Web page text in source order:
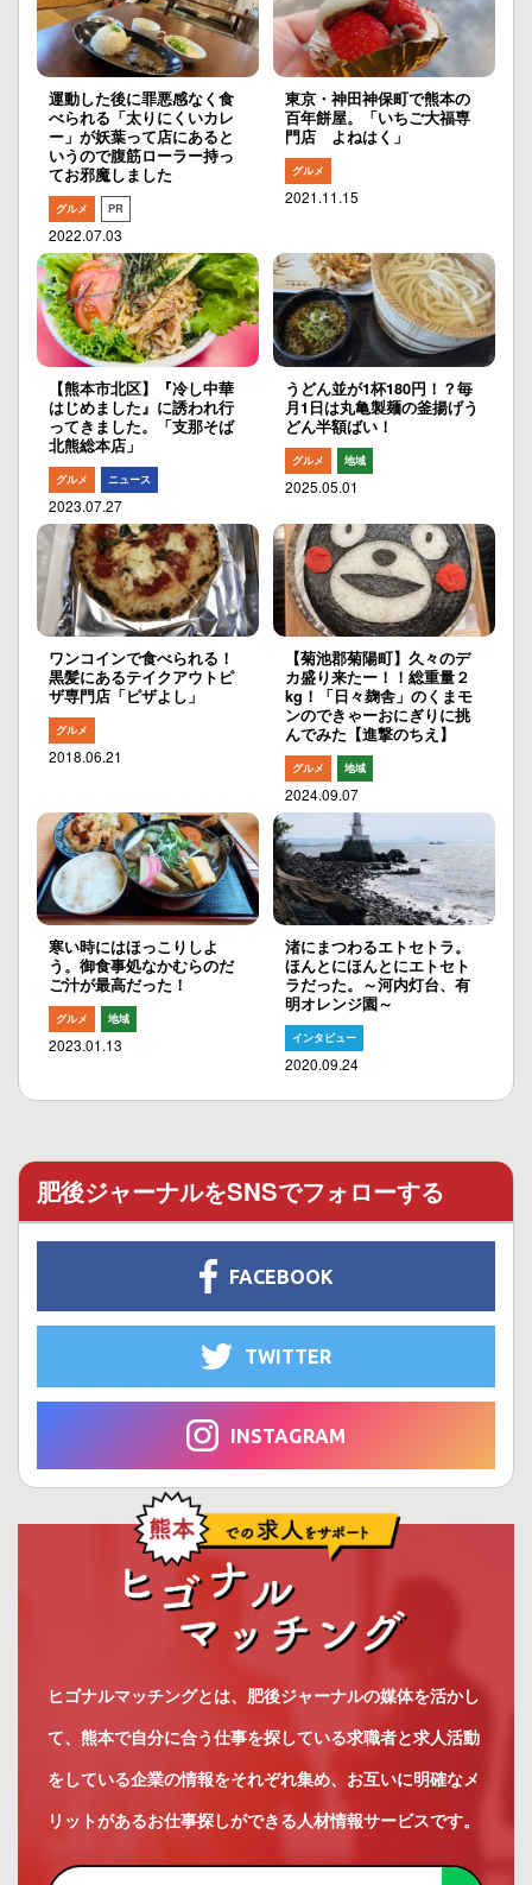
運動した後に罪悪感なく食
べられる「太りにくいカレ
ー」が妖葉って店にあると
いうので腹筋ローラー持っ
てお邪魔しました
グルメ PR
2022.07.03
東京・神田神保町で熊本の
百年餅屋。「いちご大福専
門店 よねはく」
グルメ
2021.11.15
【熊本市北区】『冷し中華
はじめました』に誘われ行
ってきました。「支那そば
北熊総本店」
グルメ ニュース
2023.07.27
うどん並が1杯180円！？毎
月1日は丸亀製麺の釜揚げう
どん半額ばい！
グルメ 地域
2025.05.01
ワンコインで食べられる！
黒髪にあるテイクアウトピ
ザ専門店「ピザよし」
グルメ
2018.06.21
【菊池郡菊陽町】久々のデ
カ盛り来たー！！総重量２
kg！「日々麹舎」のくまモ
ンのできゃーおにぎりに挑
んでみた【進撃のちえ】
グルメ 地域
2024.09.07
寒い時にはほっこりしよ
う。御食事処なかむらのだ
ご汁が最高だった！
グルメ 地域
2023.01.13
渚にまつわるエトセトラ。
ほんとにほんとにエトセト
ラだった。～河内灯台、有
明オレンジ園～
インタビュー
2020.09.24
肥後ジャーナルをSNSでフォローする
FACEBOOK
TWITTER
INSTAGRAM
ヒゴナルマッチングとは、肥後ジャーナルの媒体を活かし
て、熊本で自分に合う仕事を探している求職者と求人活動
をしている企業の情報をそれぞれ集め、お互いに明確なメ
リットがあるお仕事探しができる人材情報サービスです。